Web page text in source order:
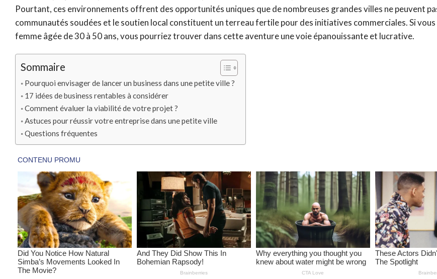
Pourtant, ces environnements offrent des opportunités uniques que de nombreuses grandes villes ne peuvent
communautés soudées et le soutien local constituent un terreau fertile pour des initiatives commerciales. Si vous
femme âgée de 30 à 50 ans, vous pourriez trouver dans cette aventure une voie épanouissante et lucrative.
Sommaire
Pourquoi envisager de lancer un business dans une petite ville ?
17 idées de business rentables à considérer
Comment évaluer la viabilité de votre projet ?
Astuces pour réussir votre entreprise dans une petite ville
Questions fréquentes